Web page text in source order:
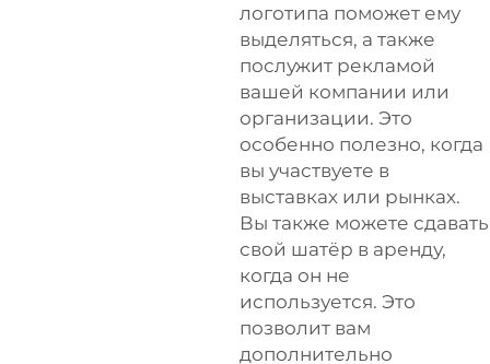
логотипа поможет ему
выделяться, а также
послужит рекламой
вашей компании или
организации. Это
особенно полезно, когда
вы участвуете в
выставках или рынках.
Вы также можете сдавать
свой шатёр в аренду,
когда он не
используется. Это
позволит вам
дополнительно